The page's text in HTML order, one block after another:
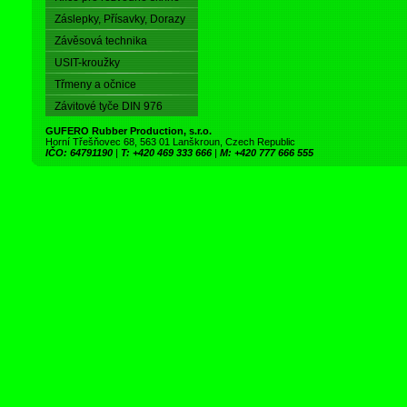
Záslepky, Přísavky, Dorazy
Závěsová technika
USIT-kroužky
Třmeny a očnice
Závitové tyče DIN 976
GUFERO Rubber Production, s.r.o.
Horní Třešňovec 68, 563 01 Lanškroun, Czech Republic
IČO: 64791190 | T: +420 469 333 666 | M: +420 777 666 555